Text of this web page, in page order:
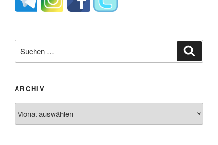
nach:
ARCHIV